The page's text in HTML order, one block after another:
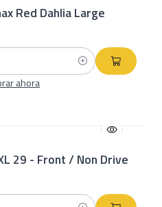
Red Dahlia Large
ahora
29 - Front / Non Drive